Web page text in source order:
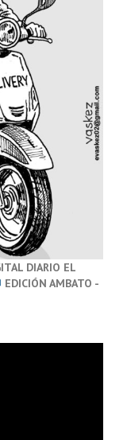
DIARIO EL
EDICIÓN AMBATO -